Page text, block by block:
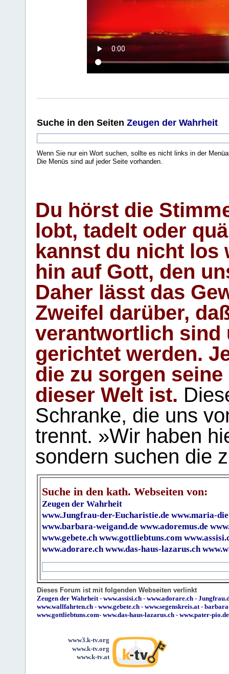
Suche in den Seiten Zeugen der Wahrheit
Wenn Sie nur ein Wort suchen, sollte es nicht links in der
Die Menüs sind auf jeder Seite vorhanden..
Du hörst die
lobt, tadelt oder
kannst du nicht los
hin auf Gott, den
Daher lässt das
Zweifel darüber,
verantwortlich sind
gerichtet werden.
die zu sorgen
dieser Welt ist.
Schranke, die uns
trennt. »Wir haben
sondern suchen die
Suche in den kath. Webseiten von:
Zeugen der Wahrheit
www.Jungfrau-der-Eucharistie.de www.maria-
www.barbara-weigand.de www.adoremus.de
www.gebete.ch www.gottliebtuns.com
www.adorare.ch www.das-haus-lazarus.ch
Dieses Forum ist mit folgenden Webseiten verlinkt
Zeugen der Wahrheit- www.assisi.ch - www.adorare.ch -
www.wallfahrten.ch - www.gebete.ch - www.segenskreis.at-
www.gottliebtuns.com- www.das-haus-lazarus.ch - www.pater-pio.de
www3.k-tv.org
www.k-tv.org
www.k-tv.at